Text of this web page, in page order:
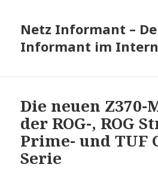
Netz Informant –
Informant im
Die neuen Z370-
der ROG-, ROG
Prime- und TUF
Serie